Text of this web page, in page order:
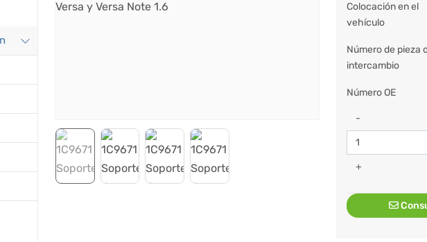
Colocación en el
vehículo
Número de pieza
intercambio
Número OE
-
+